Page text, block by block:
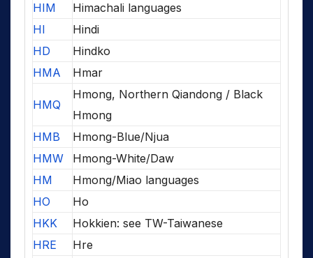
HIM
Himachali languages
HI
Hindi
HD
Hindko
HMA
Hmar
HMQ
Hmong, Northern Qiandong / Black
Hmong
HMB
Hmong-Blue/Njua
HMW
Hmong-White/Daw
HM
Hmong/Miao languages
HO
Ho
HKK
Hokkien: see TW-Taiwanese
HRE
Hre